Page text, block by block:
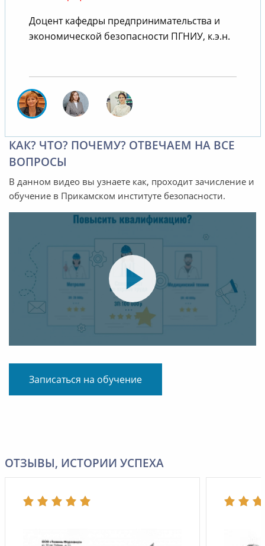
Доцент кафедры предпринимательства и
экономической безопасности ПГНИУ, к.э.н.
КАК? ЧТО? ПОЧЕМУ? ОТВЕЧАЕМ НА ВСЕ
ВОПРОСЫ
В данном видео вы узнаете как, проходит зачисление и
обучение в Прикамском институте безопасности.
Записаться на обучение
ОТЗЫВЫ, ИСТОРИИ УСПЕХА